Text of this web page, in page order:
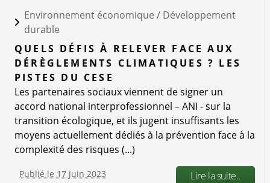
Environnement économique / Développement
durable
QUELS DÉFIS À RELEVER FACE AUX
DÉRÈGLEMENTS CLIMATIQUES ? LES
PISTES DU CESE
Les partenaires sociaux viennent de signer un
accord national interprofessionnel – ANI - sur la
transition écologique, et ils jugent insuffisants les
moyens actuellement dédiés à la prévention face à la
complexité des risques (...)
Publié le 17 juin 2023 Lire la suite..